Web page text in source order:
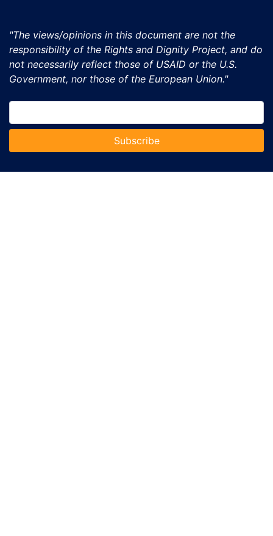
"The views/opinions in this document are not the
responsibility of the Rights and Dignity Project, and do
not necessarily reflect those of USAID or the U.S.
Government, nor those of the European Union."
Subscribe